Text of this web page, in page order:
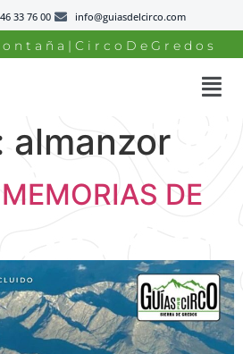
33 76 00 info@guiasdelcirco.com
n t a ñ a | C i r c o D e G r e d o s
almanzor
DE